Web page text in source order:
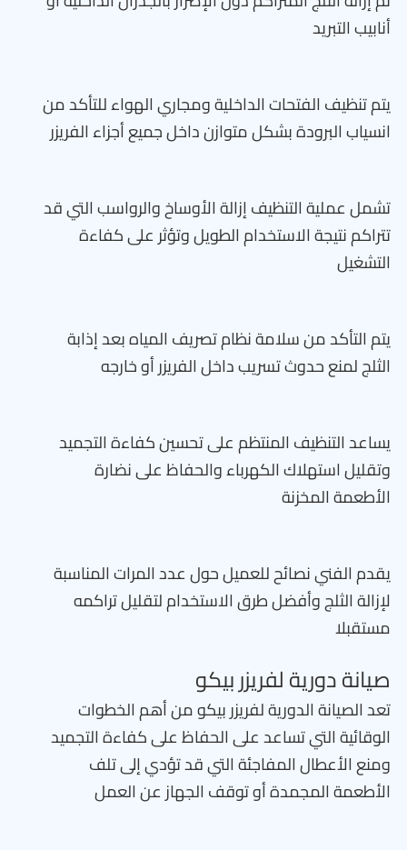
أنابيب التبريد
يتم تنظيف الفتحات الداخلية ومجاري الهواء للتأكد من
انسياب البرودة بشكل متوازن داخل جميع أجزاء الفريزر
تشمل عملية التنظيف إزالة الأوساخ والرواسب التي قد
تتراكم نتيجة الاستخدام الطويل وتؤثر على كفاءة
التشغيل
يتم التأكد من سلامة نظام تصريف المياه بعد إذابة
الثلج لمنع حدوث تسريب داخل الفريزر أو خارجه
يساعد التنظيف المنتظم على تحسين كفاءة التجميد
وتقليل استهلاك الكهرباء والحفاظ على نضارة
الأطعمة المخزنة
يقدم الفني نصائح للعميل حول عدد المرات المناسبة
لإزالة الثلج وأفضل طرق الاستخدام لتقليل تراكمه
مستقبلا
صيانة دورية لفريزر بيكو
تعد الصيانة الدورية لفريزر بيكو من أهم الخطوات
الوقائية التي تساعد على الحفاظ على كفاءة التجميد
ومنع الأعطال المفاجئة التي قد تؤدي إلى تلف
الأطعمة المجمدة أو توقف الجهاز عن العمل